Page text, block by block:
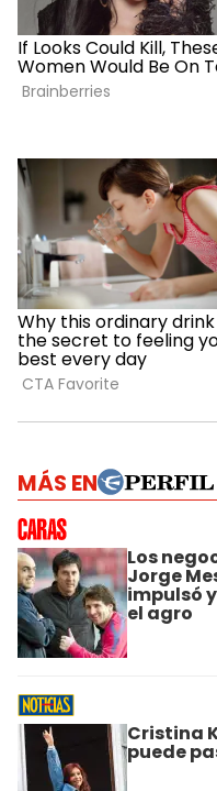
MÁS EN
Los
Jorge
impulsó
el agro
Cristina
puede